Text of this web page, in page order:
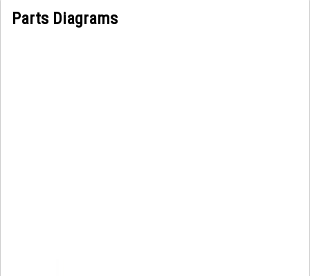
Parts Diagrams